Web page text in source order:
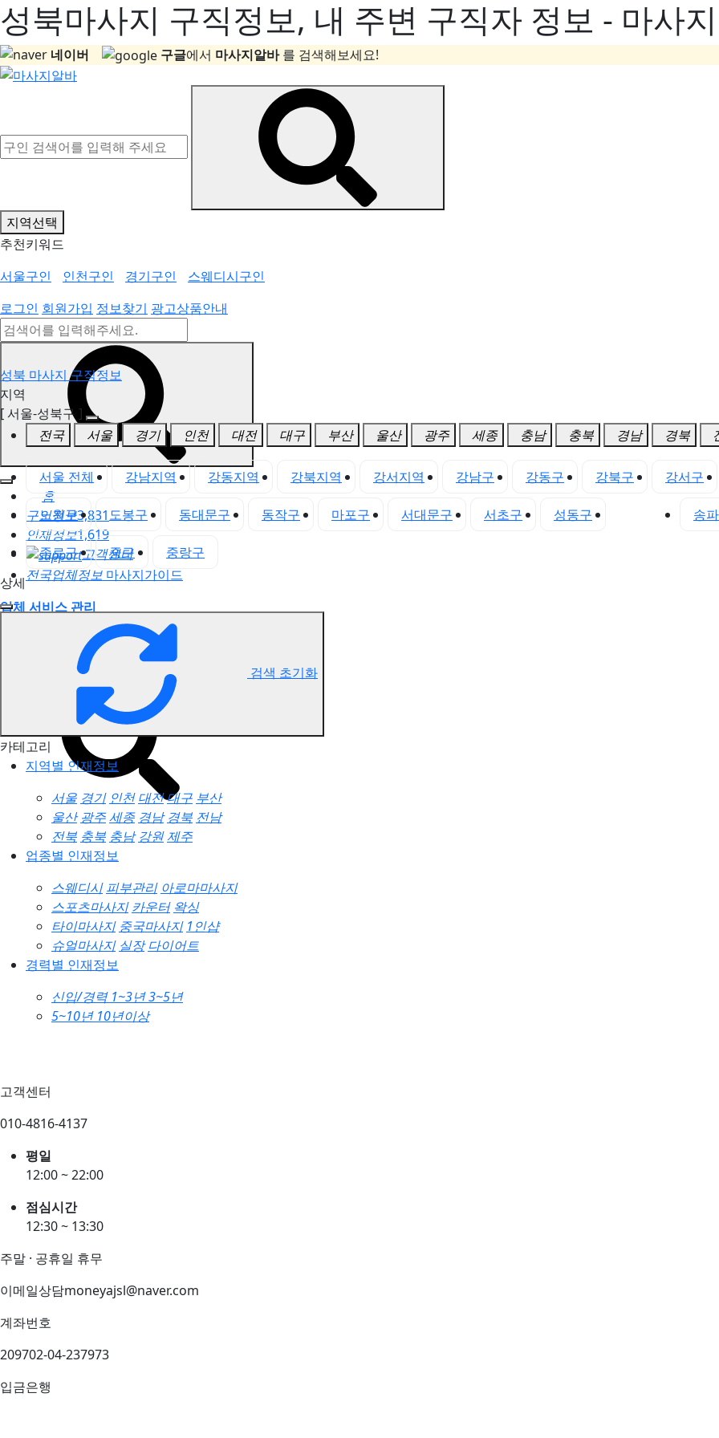
성북마사지 구직정보, 내 주변 구직자 정보 - 마사
네이버 구글에서 마사지알바를 검색해보세요!
지역선택
추천키워드
서울구인
인천구인 경기구인
스웨디시구인
로그인 회원가입 정보찾기 광고상품안내
홈
구인정보3,831
인재정보1,619
고객센터
전국업체정보 마사지가이드
업체 서비스 관리
성북 마사지 구직정보
성북 마사지 구직정보
지역
[ 서울-성북구 ]
전국
서울 경기 인천 대전 대구 부산 울산 광주 세종 충남 충북 경남 경북
서울 전체 강남지역 강동지역 강북지역 강서지역 강남구 강동구 강북구 강서구
노원구 도봉구 동대문구 동작구 마포구 서대문구 서초구 성동구 송
종로구 중구
중랑구
상세
검색 초기화
카테고리
지역별 인재정보
서울 경기 인천 대전대구 부산
울산 광주세종 경남 경북 전남
전북 충북 충남 강원제주
업종별 인재정보
스웨디시 피부관리 아로마마사지
스포츠마사지 카운터 왁싱
타이마사지 중국마사지 1인샵
슈얼마사지 실장 다이어트
경력별 인재정보
신입/경력 1~3년3~5년
5~10년 10년이상
고객센터
010-4816-4137
평일
12:00 ~ 22:00
점심시간
12:30 ~ 13:30
주말 · 공휴일 휴무
이메일상담moneyajsl@naver.com
계좌번호
209702-04-237973
입금은행